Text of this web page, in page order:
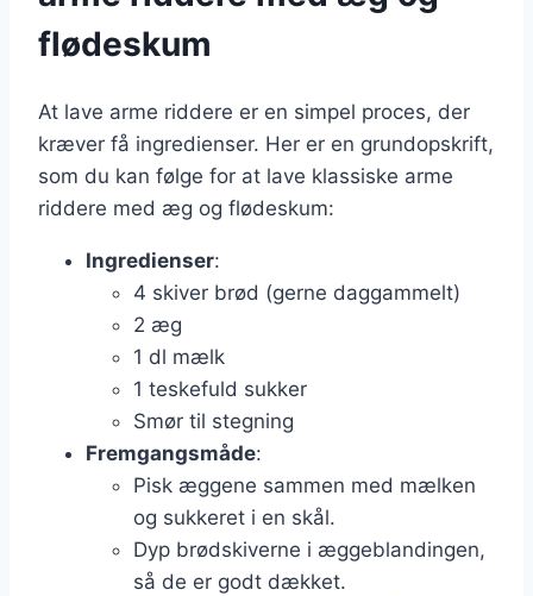
flødeskum
At lave arme riddere er en simpel proces, der
kræver få ingredienser. Her er en grundopskrift,
som du kan følge for at lave klassiske arme
riddere med æg og flødeskum:
Ingredienser:
4 skiver brød (gerne daggammelt)
2 æg
1 dl mælk
1 teskefuld sukker
Smør til stegning
Fremgangsmåde:
Pisk æggene sammen med mælken
og sukkeret i en skål.
Dyp brødskiverne i æggeblandingen,
så de er godt dækket.